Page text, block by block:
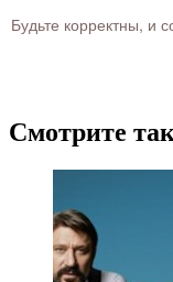
Будьте корректны, и
Смотрите